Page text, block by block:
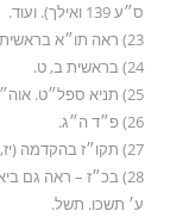
ס״ע 139 ואילך). ועוד.
23) ראה תו״א בראשית ו, א. תו״ח שם לג, א. לקו״ד ח״ד תשה, א. ועוד.
24) בראשית ב, ט.
25) תניא ספל״ט. אוה״ת דברים (כרך ה) ס״ע א׳תתקצה. ועוד.
26) פ״ד ה״ג.
27) תקו״ז בהקדמה (יז, א). וראה סה״מ תרמ״ט ע׳ ערה. ובכ״מ.
28) בכ״ז – ראה גם
ע׳ תשכו. תשל.